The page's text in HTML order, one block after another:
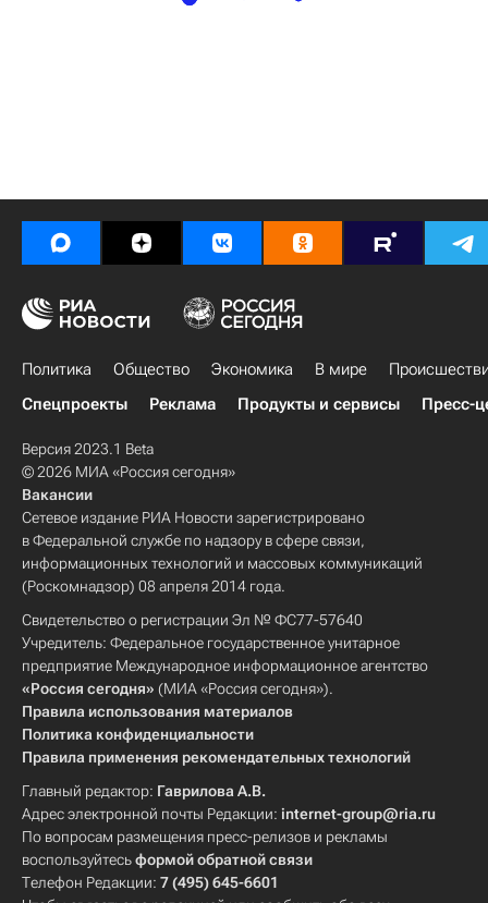
Политика Общество Экономика В мире
Спецпроекты
Реклама Продукты и сервисы Пресс-
Версия 2023.1 Beta
© 2026 МИА «Россия сегодня»
Вакансии
Сетевое издание РИА Новости зарегистрировано
в Федеральной службе по надзору в сфере связи,
информационных технологий и массовых коммуникаций
(Роскомнадзор) 08 апреля 2014 года.
Свидетельство о регистрации Эл № ФС77-57640
Учредитель: Федеральное государственное унитарное
предприятие Международное информационное агентство
«Россия сегодня» (МИА «Россия сегодня»).
Правила использования материалов
Политика конфиденциальности
Правила применения рекомендательных технологий
Главный редактор: Гаврилова А.В.
Адрес электронной почты Редакции: internet-group@ria.ru
По вопросам размещения пресс-релизов и рекламы
воспользуйтесьформой обратной связи
Телефон Редакции: 7 (495) 645-6601